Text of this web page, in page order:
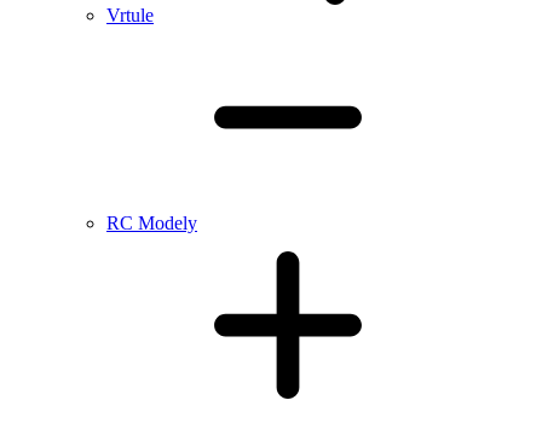
Vrtule
RC Modely